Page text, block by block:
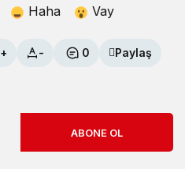
Haha
Vay
+ - 0 Paylaş
ABONE OL